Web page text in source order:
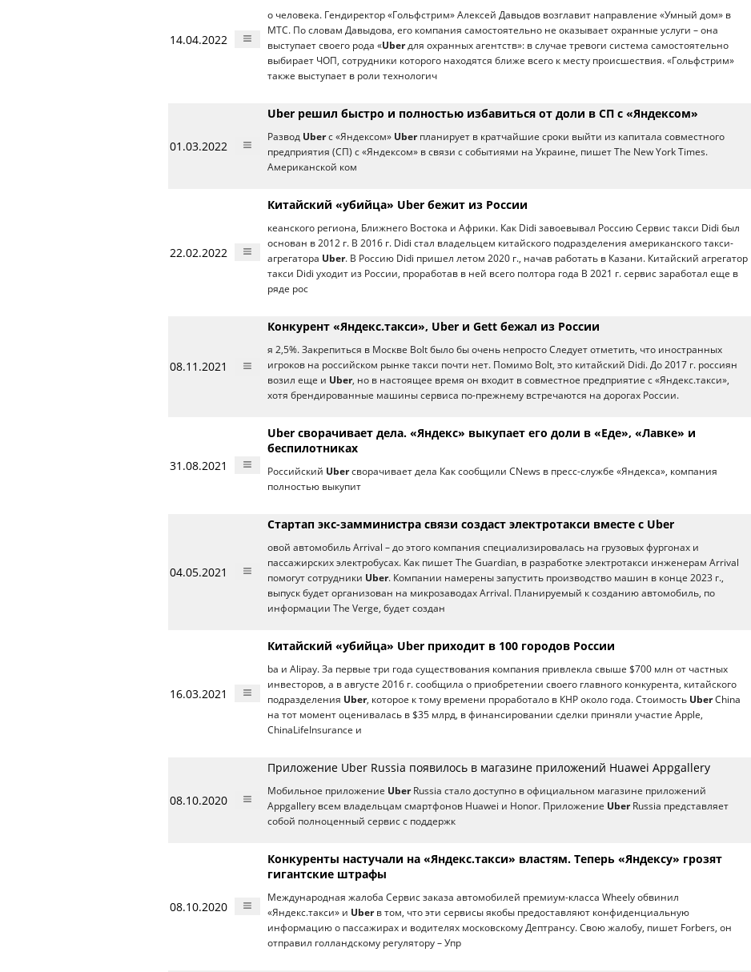
14.04.2022
о человека. Гендиректор «Гольфстрим» Алексей Давыдов возглавит направление «Умный дом» в
МТС. По словам Давыдова, его компания самостоятельно не оказывает охранные услуги – она
выступает своего рода «Uberдля охранных агентств»: в случае тревоги система самостоятельно
выбирает ЧОП, сотрудники которого находятся ближе всего к месту происшествия. «Гольфстрим»
также выступает в роли технологич
01.03.2022
Uber решил быстро и полностью избавиться от доли в СП с «Яндексом»
Развод Uberс «Яндексом» Uberпланирует в кратчайшие сроки выйти из капитала совместного
предприятия (СП) с «Яндексом» в связи с событиями на Украине, пишет The New York Times.
Американской ком
22.02.2022
Китайский «убийца» Uber бежит из России
кеанского региона, Ближнего Востока и Африки. Как Didi завоевывал Россию Сервис такси Didi был
основан в 2012 г. В 2016 г. Didi стал владельцем китайского подразделения американского такси-
агрегатора Uber. В Россию Didi пришел летом 2020 г., начав работать в Казани. Китайский агрегатор
такси Didi уходит из России, проработав в ней всего полтора года В 2021 г. сервис заработал еще в
ряде рос
08.11.2021
Конкурент «Яндекс.такси», Uber и Gett бежал из России
я 2,5%. Закрепиться в Москве Bolt было бы очень непросто Следует отметить, что иностранных
игроков на российском рынке такси почти нет. Помимо Bolt, это китайский Didi. До 2017 г. россиян
возил еще и Uber, но в настоящее время он входит в совместное предприятие с «Яндекс.такси»,
хотя брендированные машины сервиса по-прежнему встречаются на дорогах России.
31.08.2021
Uber сворачивает дела. «Яндекс» выкупает его доли в «Еде», «Лавке» и
беспилотниках
Российский Uberсворачивает дела Как сообщили CNews в пресс-службе «Яндекса», компания
полностью выкупит
04.05.2021
Стартап экс-замминистра связи создаст электротакси вместе с Uber
овой автомобиль Arrival – до этого компания специализировалась на грузовых фургонах и
пассажирских электробусах. Как пишет The Guardian, в разработке электротакси инженерам Arrival
помогут сотрудники Uber. Компании намерены запустить производство машин в конце 2023 г.,
выпуск будет организован на микрозаводах Arrival. Планируемый к созданию автомобиль, по
информации The Verge, будет создан
16.03.2021
Китайский «убийца» Uber приходит в 100 городов России
ba и Alipay. За первые три года существования компания привлекла свыше $700 млн от частных
инвесторов, а в августе 2016 г. сообщила о приобретении своего главного конкурента, китайского
подразделения Uber, которое к тому времени проработало в КНР около года. Стоимость UberChina
на тот момент оценивалась в $35 млрд, в финансировании сделки приняли участие Apple,
ChinaLifeInsurance и
08.10.2020
Приложение Uber Russia появилось в магазине приложений Huawei Appgallery
Мобильное приложение UberRussia стало доступно в официальном магазине приложений
Appgallery всем владельцам смартфонов Huawei и Honor. Приложение UberRussia представляет
собой полноценный сервис с поддержк
08.10.2020
Конкуренты настучали на «Яндекс.такси» властям. Теперь «Яндексу» грозят
гигантские штрафы
Международная жалоба Сервис заказа автомобилей премиум-класса Wheely обвинил
«Яндекс.такси» и Uberв том, что эти сервисы якобы предоставляют конфиденциальную
информацию о пассажирах и водителях московскому Дептрансу. Свою жалобу, пишет Forbers, он
отправил голландскому регулятору – Упр